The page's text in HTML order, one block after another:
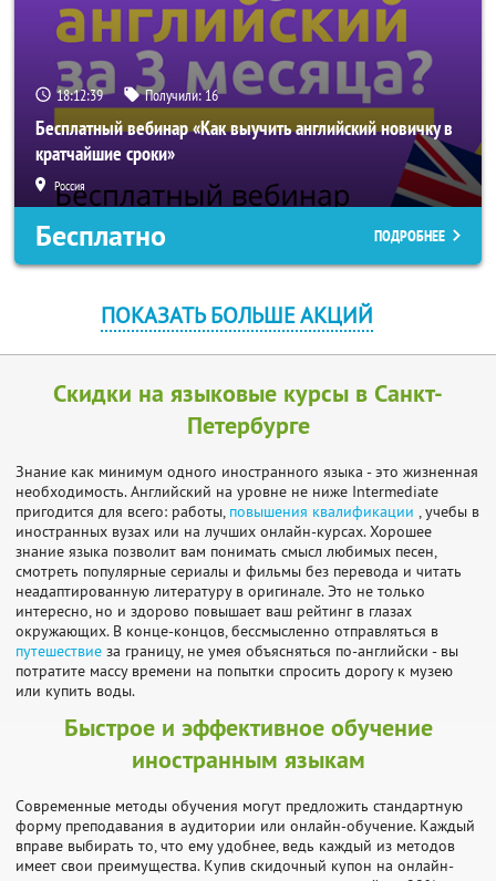
18:12:39 Получили:16
Бесплатный вебинар «Как выучить английский новичку в
кратчайшие сроки»
Россия
Бесплатно ПОДРОБНЕЕ
ПОКАЗАТЬ БОЛЬШЕ АКЦИЙ
Скидки на языковые курсы в Санкт-
Петербурге
Знание как минимум одного иностранного языка - это жизненная
необходимость. Английский на уровне не ниже Intermediate
пригодится для всего: работы, повышения квалификации , учебы в
иностранных вузах или на лучших онлайн-курсах. Хорошее
знание языка позволит вам понимать смысл любимых песен,
смотреть популярные сериалы и фильмы без перевода и читать
неадаптированную литературу в оригинале. Это не только
интересно, но и здорово повышает ваш рейтинг в глазах
окружающих. В конце-концов, бессмысленно отправляться в
путешествие за границу, не умея объясняться по-английски - вы
потратите массу времени на попытки спросить дорогу к музею
или купить воды.
Быстрое и эффективное обучение
иностранным языкам
Современные методы обучения могут предложить стандартную
форму преподавания в аудитории или онлайн-обучение. Каждый
вправе выбирать то, что ему удобнее, ведь каждый из методов
имеет свои преимущества. Купив скидочный купон на онлайн-